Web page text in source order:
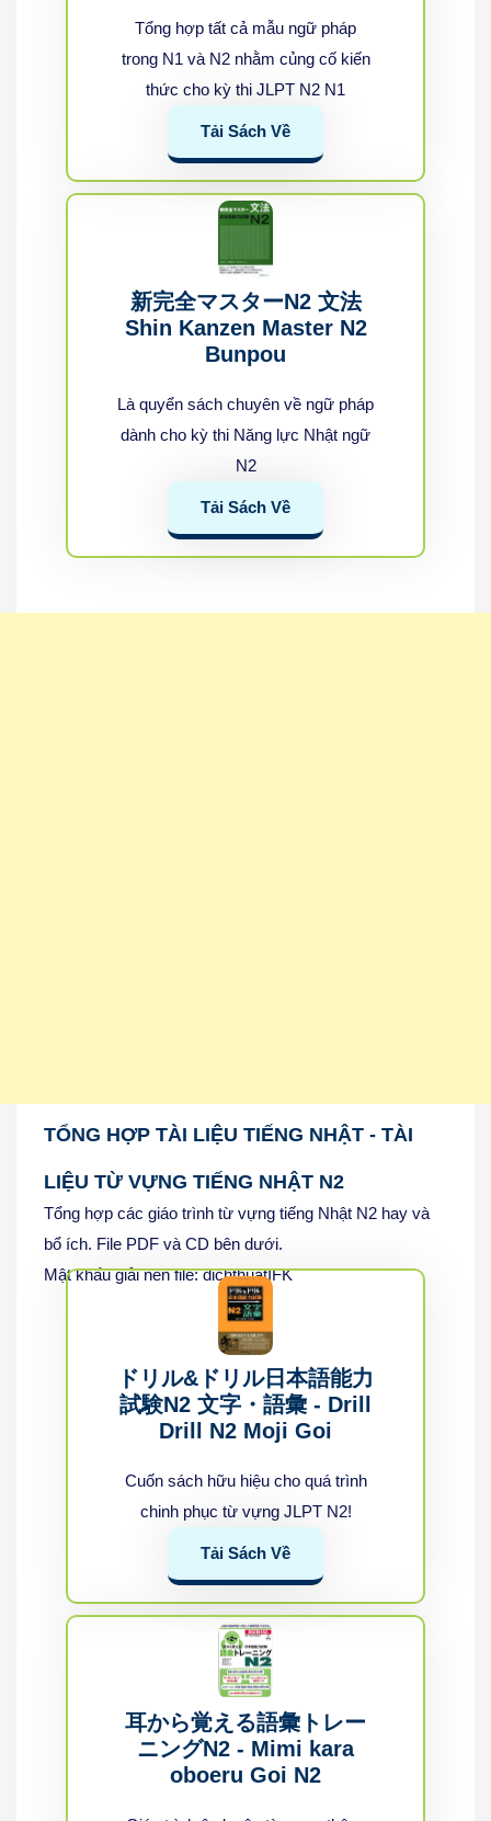
Tổng hợp tất cả mẫu ngữ pháp
trong N1 và N2 nhằm củng cố kiến
thức cho kỳ thi JLPT N2 N1
Tải Sách Về
新完全マスターN2 文法
Shin Kanzen Master N2
Bunpou
Là quyển sách chuyên về ngữ pháp
dành cho kỳ thi Năng lực Nhật ngữ
N2
Tải Sách Về
TỔNG HỢP TÀI LIỆU TIẾNG NHẬT - TÀI
LIỆU TỪ VỰNG TIẾNG NHẬT N2
Tổng hợp các giáo trình từ vựng tiếng Nhật N2 hay và
bổ ích. File PDF và CD bên dưới.
Mật khẩu giải nén file: dichthuatIFK
ドリル&ドリル日本語能力
試験N2 文字・語彙 - Drill
Drill N2 Moji Goi
Cuốn sách hữu hiệu cho quá trình
chinh phục từ vựng JLPT N2!
Tải Sách Về
耳から覚える語彙トレー
ニングN2 - Mimi kara
oboeru Goi N2